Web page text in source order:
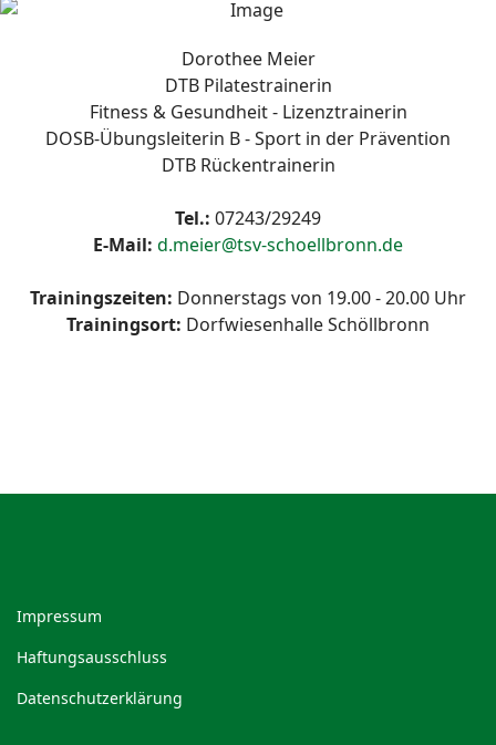
Dorothee Meier
DTB Pilatestrainerin
Fitness & Gesundheit - Lizenztrainerin
DOSB-Übungsleiterin B - Sport in der Prävention
DTB Rückentrainerin
Tel.: 07243/29249
E-Mail: d.meier@tsv-schoellbronn.de
Trainingszeiten: Donnerstags von 19.00 - 20.00 Uhr
Trainingsort: Dorfwiesenhalle Schöllbronn
Impressum
Haftungsausschluss
Datenschutzerklärung